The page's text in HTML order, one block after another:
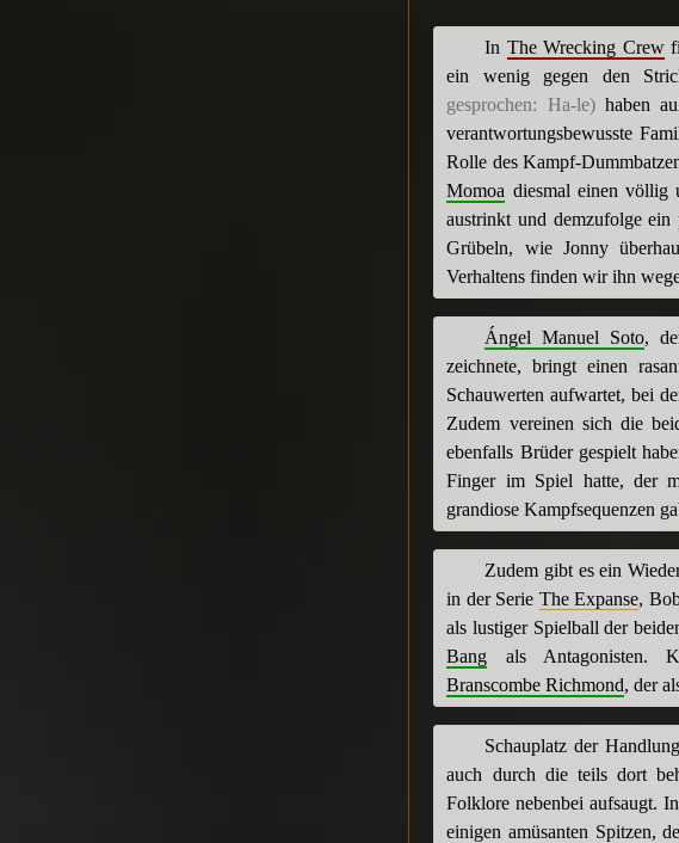
In The Wrecking Crew
ein wenig gegen den
gesprochen: Ha-le)haben
verantwortungsbewusste
Rolle des Kampf-
Momoa diesmal einen völlig
austrinkt und demzufolge
Grübeln, wie Jonny
Verhaltens finden wir ihn
Ángel Manuel Soto,
zeichnete, bringt einen
Schauwerten aufwartet, bei
Zudem vereinen sich die
ebenfalls Brüder gespielt
Finger im Spiel hatte, der
grandiose Kampfsequenzen
Zudem gibt es ein
in der Serie The Expanse,
als lustiger Spielball der
Bang als Antagonisten.
Branscombe Richmond, der
Schauplatz der
auch durch die teils dort
Folklore nebenbei aufsaugt.
einigen amüsanten Spitzen,